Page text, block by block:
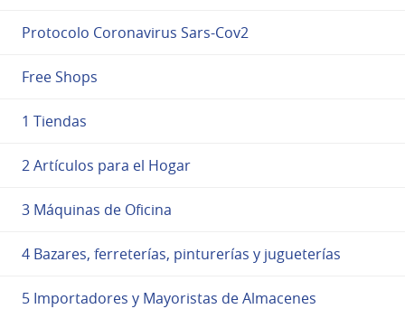
Protocolo Coronavirus Sars-Cov2
Free Shops
1 Tiendas
2 Artículos para el Hogar
3 Máquinas de Oficina
4 Bazares, ferreterías, pinturerías y jugueterías
5 Importadores y Mayoristas de Almacenes